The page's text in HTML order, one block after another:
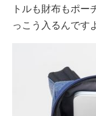
トルも財布もポー
っこう入るんです